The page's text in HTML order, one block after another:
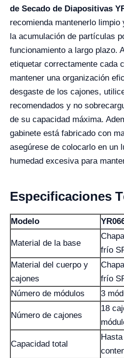
de Secado de Diapositivas
recomienda mantenerlo
la acumulación de partículas
funcionamiento a largo plazo.
etiquetar correctamente cada
mantener una organización
desgaste de los cajones,
recomendados y no
de su capacidad máxima.
gabinete está fabricado con
asegúrese de colocarlo en un
humedad excesiva para
Especificaciones
Modelo
Material de la base
frío
Material del cuerpo y
cajones
frío
Número de módulos
3
Número de cajones
18
Capacidad total